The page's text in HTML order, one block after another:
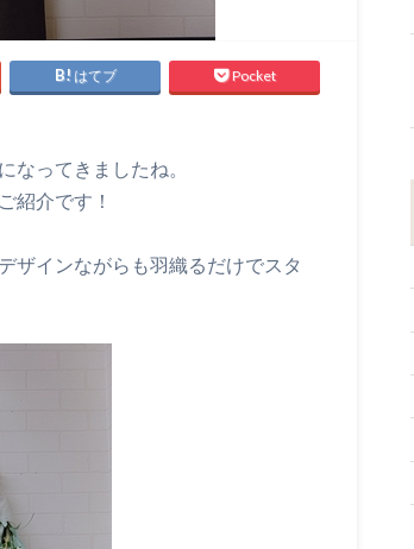
はてブ Pocket
なってきましたね。
紹介です！
ザインながらも羽織るだけでスタ